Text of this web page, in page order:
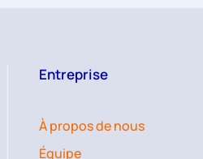
Entreprise
À propos de nous
Équipe